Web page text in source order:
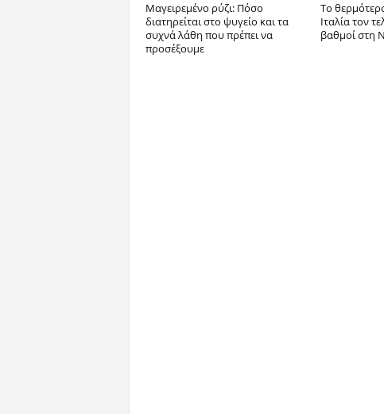
Μαγειρεμένο ρύζι: Πόσο
διατηρείται στο ψυγείο και τα
συχνά λάθη που πρέπει να
προσέξουμε
Το
Ιταλία τον
βαθμοί στη